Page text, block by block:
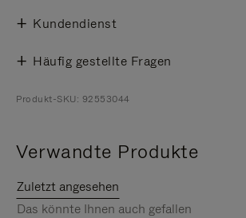
Kundendienst
Häufig gestellte Fragen
Produkt-SKU: 92553044
Verwandte Produkte
Zuletzt angesehen
Das könnte Ihnen auch gefallen